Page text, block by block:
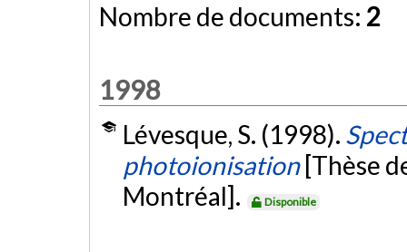
Nombre de documents: 2
1998
Lévesque, S. (1998).
photoionisation [Thèse
Montréal].
Disponible